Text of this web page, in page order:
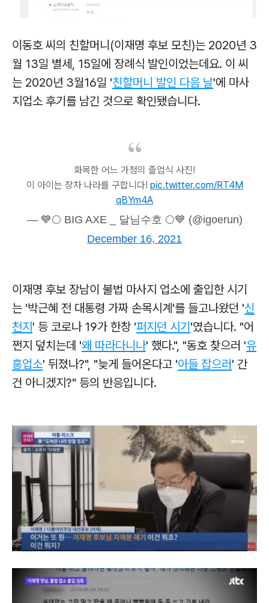
이동호 씨의 친할머니(이재명 후보 모친)는 2020년 3
월 13일 별세, 15일에 장례식 발인이었는데요. 이 씨
는 2020년 3월16일 '친할머니 발인 다음 날'에 마사
지업소 후기를 남긴 것으로 확인됐습니다.
화목한 어느 가정의 졸업식 사진!
이 아이는 장차 나라를 구합니다! pic.twitter.com/RT4M
qBYm4A
— 💙🌕 BIG AXE _ 달님수호 🌕💙 (@igoerun)
December 16, 2021
이재명 후보 장남이 불법 마사지 업소에 출입한 시기
는 '박근혜 전 대통령 가짜 손목시계'를 들고나왔던 '신
천지 ' 등 코로나 19가 한창 '퍼지던 시기 '였습니다. "어
쩐지 덮치는데 '왜 따라다니나' 했다.", "동호 찾으러 '유
흥업소' 뒤졌나?", "늦게 들어온다고 '아들 잡으러' 간
건 아니겠지?" 등의 반응입니다.